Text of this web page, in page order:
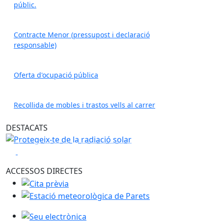
públic.
Contracte Menor (pressupost i declaració
responsable)
Oferta d'ocupació pública
Recollida de mobles i trastos vells al carrer
DESTACATS
Protegeix-te de la radiació solar
ACCESSOS DIRECTES
Cita prèvia
Estació meteorològica de Parets
Seu electrònica